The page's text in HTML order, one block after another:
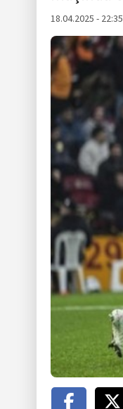
18.04.2025 - 22:35